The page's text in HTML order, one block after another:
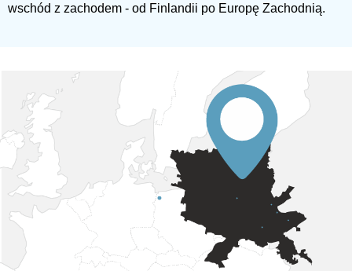
wschód z zachodem - od Finlandii po Europę Zachodnią.